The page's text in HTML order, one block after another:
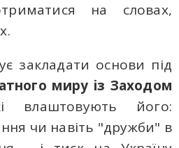
на словах,
закладати основи під
миру із Заходом
влаштовують його:
чи навіть "дружби" в